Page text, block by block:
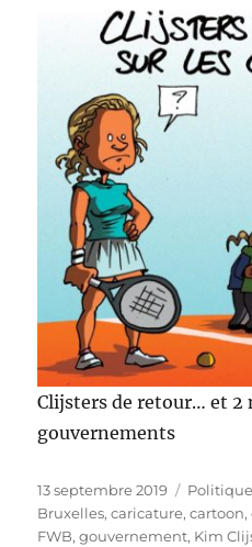
Clijsters de retour… et 2
gouvernements
Publié
le
13 septembre 2019
Bruxelles,caricature,cartoon,
FWB,gouvernement, Kim